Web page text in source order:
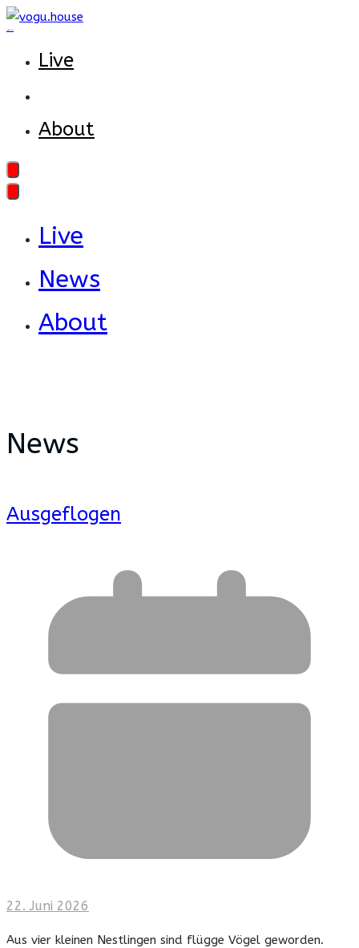
Zum
springenLive
About
Live
News
About
News
Ausgeflogen
22. Juni 2026
Aus vier kleinen Nestlingen sind flügge Vögel geworden.